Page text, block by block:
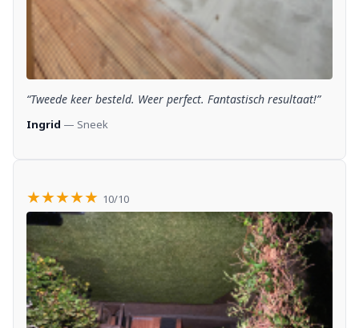
“Tweede keer besteld. Weer perfect. Fantastisch resultaat!”
Ingrid — Sneek
★★★★★ 10/10